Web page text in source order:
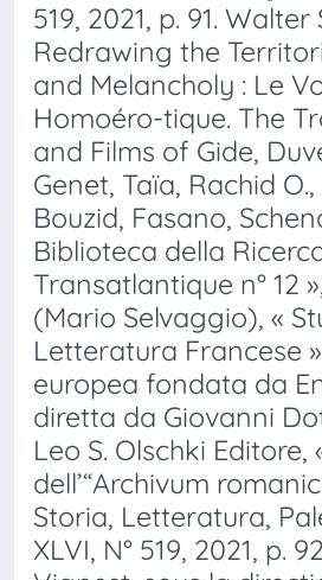
519, 2021, p. 91. Walter
Redrawing the
and Melancholy : Le
Homoéro-tique. The
and Films of Gide,
Genet, Taïa, Rachid
Bouzid, Fasano,
Biblioteca della
Transatlantique n° 12
(Mario Selvaggio), «
Letteratura Francese
europea fondata da
diretta da Giovanni
Leo S. Olschki Editore,
dell’“Archivum
Storia, Letteratura,
XLVI, N° 519, 2021, p.